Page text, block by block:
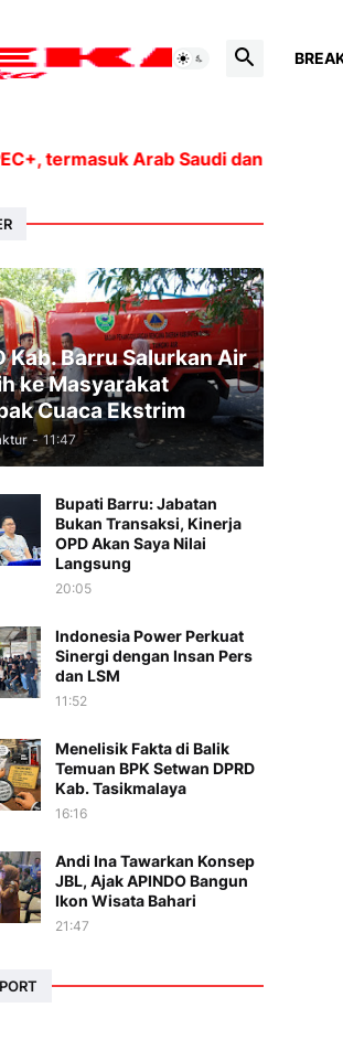
termasuk Arab Saudi dan Rusia,
Kab. Barru Salurkan Air
ke Masyarakat
Cuaca Ekstrim
- 11:47
Bupati Barru: Jabatan
Bukan Transaksi, Kinerja
OPD Akan Saya Nilai
Langsung
20:05
Indonesia Power Perkuat
Sinergi dengan Insan Pers
dan LSM
11:52
Menelisik Fakta di Balik
Temuan BPK Setwan DPRD
Kab. Tasikmalaya
16:16
Andi Ina Tawarkan Konsep
JBL, Ajak APINDO Bangun
Ikon Wisata Bahari
21:47